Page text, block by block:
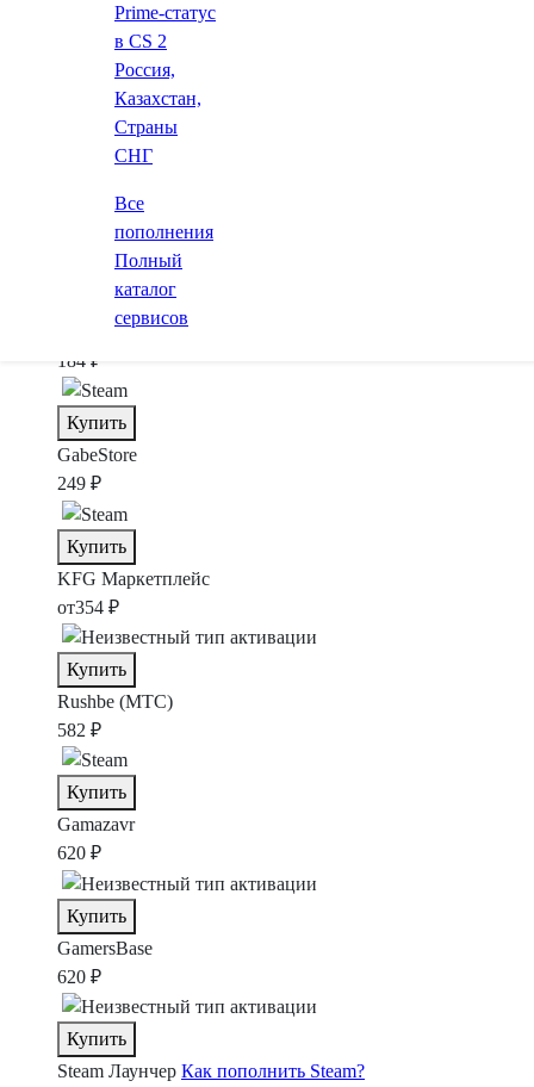
Prime-статус
в CS 2
Россия,
Казахстан,
Страны
СНГ
Все
пополнения
Полный
каталог
сервисов
Купить
Лаунчер
Купить
Zaka-Zaka
Купить
SteamBuy
184 ₽
Купить
GabeStore
249 ₽
Купить
KFG Маркетплейс
от354 ₽
Купить
Rushbe (МТС)
582 ₽
Купить
Gamazavr
620 ₽
Купить
GamersBase
620 ₽
Купить
Steam Лаунчер Как пополнить Steam?